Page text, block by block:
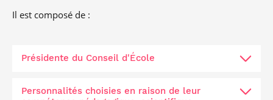
autonome
Il est composé de :
Présidente du Conseil d'École
Personnalités choisies en raison de leur